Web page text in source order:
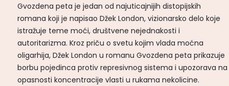
Gvozdena peta je jedan od najuticajnijih distopijskih
romana koji je napisao Džek London, vizionarsko delo koje
istražuje teme moći, društvene nejednakosti i
autoritarizma. Kroz priču o svetu kojim vlada moćna
oligarhija, Džek London u romanu Gvozdena peta prikazuje
borbu pojedinca protiv represivnog sistema i upozorava na
opasnosti koncentracije vlasti u rukama nekolicine.